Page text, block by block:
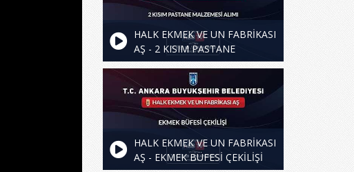
HALK EKMEK VE UN FABRİKASI
AŞ - 2 KISIM PASTANE
MALZEMESİ ALIMI
HALK EKMEK VE UN FABRİKASI
AŞ - EKMEK BÜFESİ ÇEKİLİŞİ